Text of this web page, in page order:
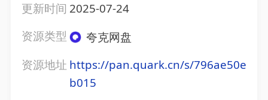
更新时间 2025-07-24
资源类型
夸克网盘
资源地址 https://pan.quark.cn/s/796ae50e
b015